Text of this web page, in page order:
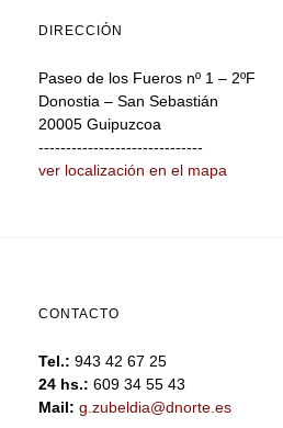
DIRECCIÓN
Paseo de los Fueros nº 1 – 2ºF
Donostia – San Sebastián
20005 Guipuzcoa
------------------------------
ver localización en el mapa
CONTACTO
Tel.: 943 42 67 25
24 hs.: 609 34 55 43
Mail: g.zubeldia@dnorte.es